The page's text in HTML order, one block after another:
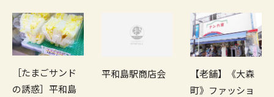
［たまごサンド
の誘惑］平和島
平和島駅商店会
【老舗】《大森
町》ファッショ